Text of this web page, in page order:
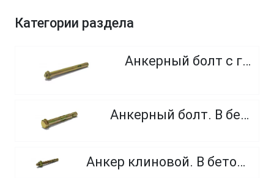
Категории раздела
Анкерный болт с гайкой
Анкерный болт. В бетон, кирпич.
Анкер клиновой. В бетон, кирпич, естественный камень.